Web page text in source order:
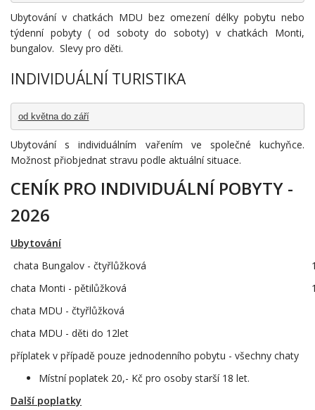
Ubytování v chatkách MDU bez omezení délky pobytu nebo
týdenní pobyty ( od soboty do soboty) v chatkách Monti,
bungalov. Slevy pro děti.
INDIVIDUÁLNÍ TURISTIKA
od května do září
Ubytování s individuálním vařením ve společné kuchyňce.
Možnost přiobjednat stravu podle aktuální situace.
CENÍK PRO INDIVIDUÁLNÍ POBYTY -
2026
Ubytování
chata Bungalov - čtyřlůžková
chata Monti - pětilůžková
chata MDU - čtyřlůžková
chata MDU - děti do 12let
příplatek v případě pouze jednodenního pobytu - všechny chaty
Místní poplatek 20,- Kč pro osoby starší 18 let.
Další poplatky